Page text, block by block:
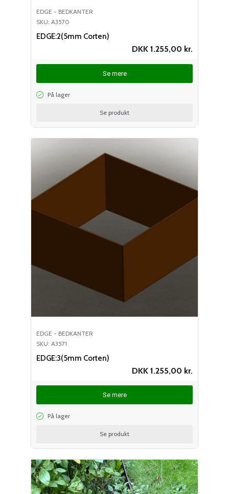
EDGE - BEDKANTER
SKU: A3570
EDGE:2(5mm Corten)
DKK1.255,00 kr.
Se mere
På lager
Se produkt
EDGE - BEDKANTER
SKU: A3571
EDGE:3(5mm Corten)
DKK1.255,00 kr.
Se mere
På lager
Se produkt